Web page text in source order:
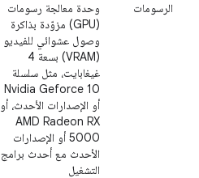
الرسومات
وحدة معالجة رسومات
(GPU) مزوّدة بذاكرة
وصول عشوائي للفيديو
(VRAM) بسعة 4
غيغابايت، مثل سلسلة
Nvidia Geforce 10
أو الإصدارات الأحدث، أو
AMD Radeon RX
5000 أو الإصدارات
الأحدث مع أحدث برامج
التشغيل